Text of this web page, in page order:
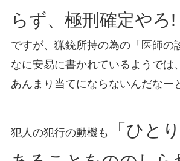
らず、極刑確定やろ!
ですが、猟銃所持の為の「医師の
なに安易に書かれているようでは
あんまり当てにならないんだなー
犯人の犯行の動機も
「ひと